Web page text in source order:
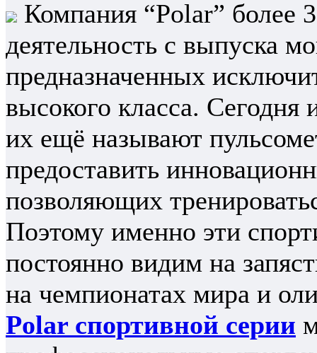
Компания “Polar” более
деятельность с выпуска
предназначенных
высокого класса. Сегодня
их ещё называют
предоставить
позволяющих
Поэтому именно эти
постоянно видим на
на чемпионатах мира и
Polar спортивной серии